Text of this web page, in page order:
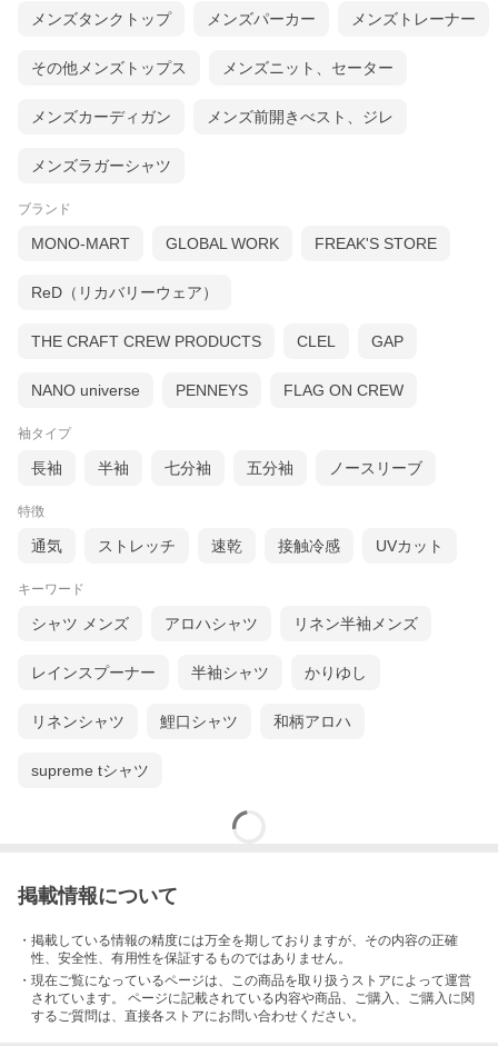
メンズタンクトップ メンズパーカー メンズトレーナー
その他メンズトップス メンズニット、セーター
メンズカーディガン メンズ前開きべスト、ジレ
メンズラガーシャツ
ブランド
MONO-MART GLOBAL WORK FREAK'S STORE
ReD（リカバリーウェア）
THE CRAFT CREW PRODUCTS CLEL GAP
NANO universe PENNEYS FLAG ON CREW
袖タイプ
長袖 半袖 七分袖 五分袖 ノースリーブ
特徴
通気 ストレッチ 速乾 接触冷感 UVカット
キーワード
シャツ メンズ アロハシャツ リネン半袖メンズ
レインスプーナー 半袖シャツ かりゆし
リネンシャツ 鯉口シャツ 和柄アロハ
supreme tシャツ
掲載情報について
・掲載している情報の精度には万全を期しておりますが、その内容の正確
性、安全性、有用性を保証するものではありません。
・現在ご覧になっているページは、この商品を取り扱うストアによって運営
されています。 ページに記載されている内容や商品、ご購入 、ご購入に関
するご質問は、直接各ストアにお問い合わせください。